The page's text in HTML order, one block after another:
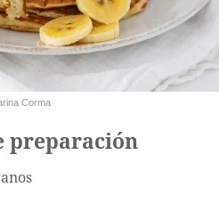
Corma
preparación